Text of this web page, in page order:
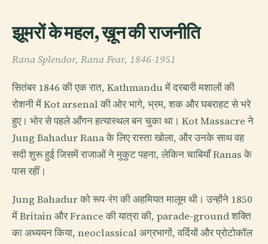
झूमरों के महल, ख़ून की राजनीति
Rana Splendor, Rana Fear, 1846-1951
सितंबर 1846 की एक रात, Kathmandu में दरबारी मशालों की
रोशनी में Kot arsenal की ओर भागे, भ्रम, शक और घबराहट से भरे
हुए। भोर से पहले आँगन हत्यास्थल बन चुका था। Kot Massacre ने
Jung Bahadur Rana के लिए रास्ता खोला, और उनके साथ वह
सदी शुरू हुई जिसमें राजाओं ने मुकुट पहना, लेकिन चाबियाँ Ranas के
पास रहीं।
Jung Bahadur को रूप-रंग की अहमियत मालूम थी। उन्होंने 1850
में Britain और France की यात्रा की, parade-ground शक्ति
का अध्ययन किया, neoclassical अग्रभागों, वर्दियों और प्रोटोकॉल